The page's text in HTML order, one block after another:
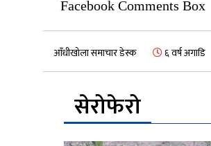
Facebook Comments Box
आँधीखोला समाचार डेस्क ६ वर्ष अगाडि
सेरोफेरो